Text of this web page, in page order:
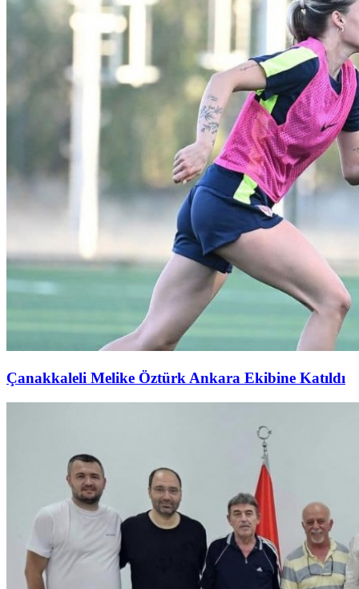
Çanakkaleli Melike Öztürk Ankara Ekibine Katıldı